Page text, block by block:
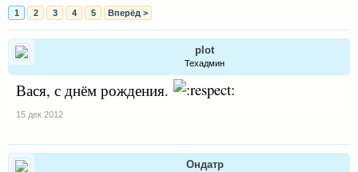
1 2 3 4 5 Вперёд >
plot
Техадмин
Вася, с днём рождения.
15 дек 2012
Ондатр